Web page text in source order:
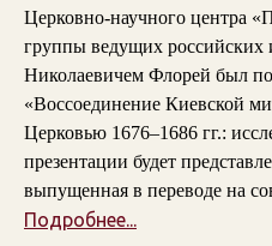
Церковно-научного центра
группы ведущих российских
Николаевичем Флорей был
«Воссоединение Киевской
Церковью 1676–1686 гг.:
презентации будет
выпущенная в переводе на
Подробнее...